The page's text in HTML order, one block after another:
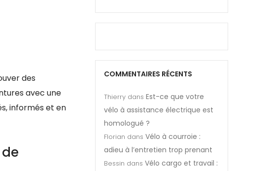
des
avec une
informés et en
COMMENTAIRES RÉCENTS
Thierry dans Est-ce que votre
vélo à assistance électrique est
homologué ?
Florian dans Vélo à courroie :
adieu à l’entretien trop prenant
Bessin dans Vélo cargo et travail :